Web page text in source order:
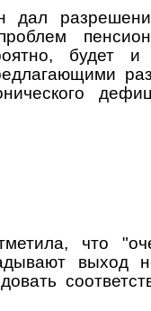
дал
будет и
что
выход